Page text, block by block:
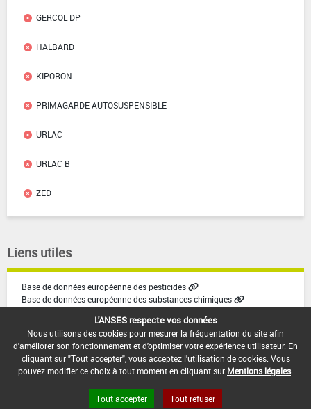
GERCOL DP
HALBARD
KIPORON
PRIMAGARDE AUTOSUSPENSIBLE
URLAC
URLAC B
ZED
Liens utiles
Base de données européenne des pesticides
Base de données européenne des substances chimiques
Version du produit : v2.1
L'ANSES respecte vos données
Nous utilisons des cookies pour mesurer la fréquentation du site afin
d'améliorer son fonctionnement et d'optimiser votre expérience utilisateur. En
cliquant sur "Tout accepter", vous acceptez l'utilisation de cookies. Vous
pouvez modifier ce choix à tout moment en cliquant sur Mentions légales
Tout accepter Tout refuser